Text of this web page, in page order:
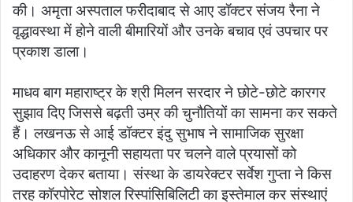
की। अमृता अस्पताल फरीदाबाद से आए डॉक्टर संजय रैना ने
वृद्धावस्था में होने वाली बीमारियों और उनके बचाव एवं उपचार पर
प्रकाश डाला।
माधव बाग महाराष्ट्र के श्री मिलन सरदार ने छोटे-छोटे कारगर
सुझाव दिए जिससे बढ़ती उम्र की चुनौतियों का सामना कर सकते
हैं। लखनऊ से आई डॉक्टर इंदु सुभाष ने सामाजिक सुरक्षा
अधिकार और कानूनी सहायता पर चलने वाले प्रयासों को
उदाहरण देकर बताया। संस्था के डायरेक्टर सर्वेश गुप्ता ने किस
तरह कॉरपोरेट सोशल रिस्पांसिबिलिटी का इस्तेमाल कर संस्थाएं